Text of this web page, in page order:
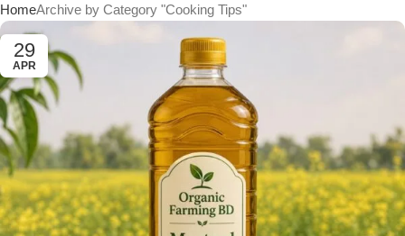
HomeArchive by Category "Cooking Tips"
29
APR